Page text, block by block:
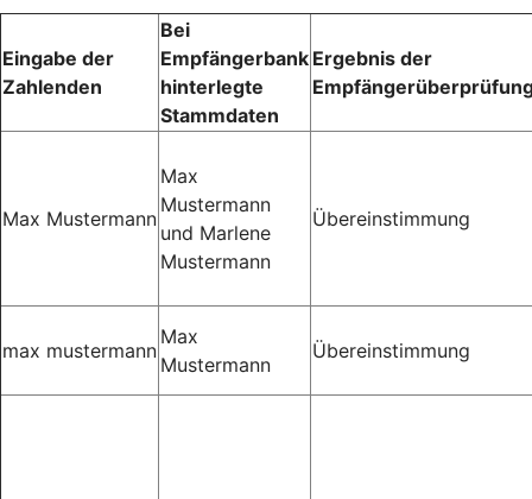
Eingabe der
Zahlenden
Bei
Empfängerbank
hinterlegte
Stammdaten
Ergebnis der
Max Mustermann
Max
Mustermann
und Marlene
Mustermann
Übereinstimmung
max mustermann
Max
Mustermann
Übereinstimmung